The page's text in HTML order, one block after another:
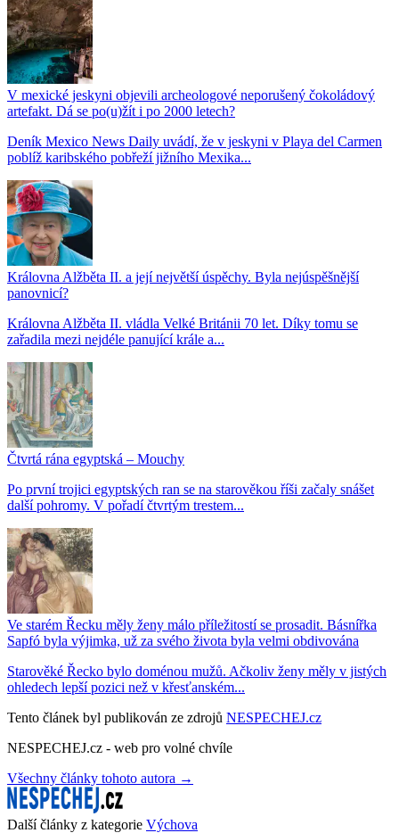
V mexické jeskyni objevili archeologové neporušený čokoládový
artefakt. Dá se po(u)žít i po 2000 letech?
Deník Mexico News Daily uvádí, že v jeskyni v Playa del Carmen
poblíž karibského pobřeží jižního Mexika...
Královna Alžběta II. a její největší úspěchy. Byla nejúspěšnější
panovnicí?
Královna Alžběta II. vládla Velké Británii 70 let. Díky tomu se
zařadila mezi nejdéle panující krále a...
Čtvrtá rána egyptská – Mouchy
Po první trojici egyptských ran se na starověkou říši začaly snášet
další pohromy. V pořadí čtvrtým trestem...
Ve starém Řecku měly ženy málo příležitostí se prosadit. Básnířka
Sapfó byla výjimka, už za svého života byla velmi obdivována
Starověké Řecko bylo doménou mužů. Ačkoliv ženy měly v jistých
ohledech lepší pozici než v křesťanském...
Tento článek byl publikován ze zdrojů NESPECHEJ.cz
NESPECHEJ.cz - web pro volné chvíle
Všechny články tohoto autora →
Další články z kategorie Výchova